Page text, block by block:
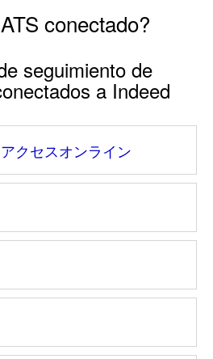
conectado?
seguimiento de
a Indeed
アクセスオンライン